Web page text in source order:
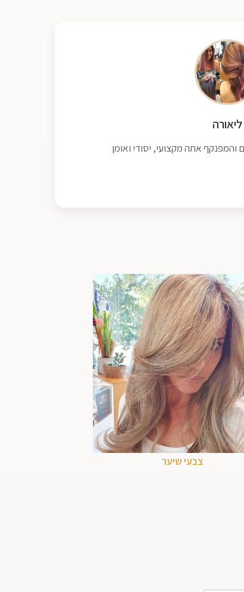
ליאורה
והמפנקף אתה מקצועי, יסודי ואומן
צבעי שיער